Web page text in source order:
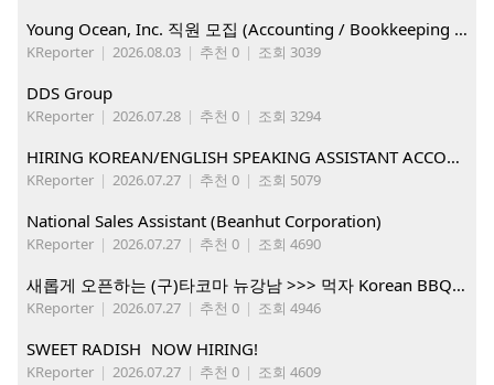
Young Ocean, Inc. 직원 모집 (Accounting / Bookkeeping 분야)
KReporter | 2026.08.03 | 추천 0 | 조회 3039
DDS Group
KReporter | 2026.07.28 | 추천 0 | 조회 3294
HIRING KOREAN/ENGLISH SPEAKING ASSISTANT ACCOUNT MANAGER
KReporter | 2026.07.27 | 추천 0 | 조회 5079
National Sales Assistant (Beanhut Corporation)
KReporter | 2026.07.27 | 추천 0 | 조회 4690
새롭게 오픈하는 (구)타코마 뉴강남 >>> 먹자 Korean BBQ 구인중
KReporter | 2026.07.27 | 추천 0 | 조회 4946
SWEET RADISH NOW HIRING!
KReporter | 2026.07.27 | 추천 0 | 조회 4609